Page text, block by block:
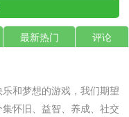
最新热门 评论
和梦想的游戏，我们期望
怀旧、益智、养成、社交